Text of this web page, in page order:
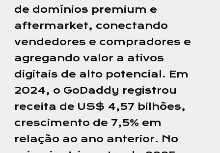
de domínios premium e
aftermarket, conectando
vendedores e compradores e
agregando valor a ativos
digitais de alto potencial. Em
2024, o GoDaddy registrou
receita de US$ 4,57 bilhões,
crescimento de 7,5% em
relação ao ano anterior. No